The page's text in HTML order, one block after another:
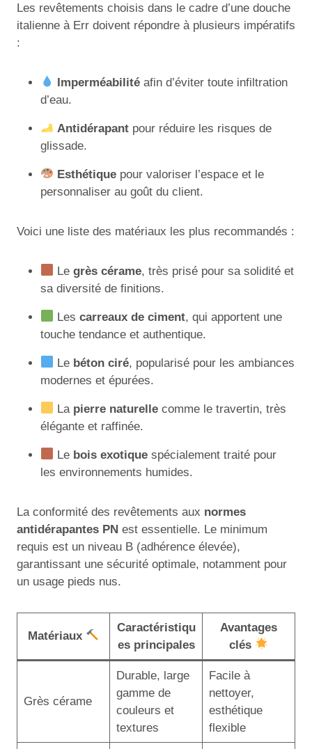
Les revêtements choisis dans le cadre d’une douche
italienne à Err doivent répondre à plusieurs impératifs
:
Imperméabilité afin d’éviter toute infiltration
d’eau.
Antidérapant pour réduire les risques de
glissade.
Esthétique pour valoriser l’espace et le
personnaliser au goût du client.
Voici une liste des matériaux les plus recommandés :
Legrès cérame, très prisé pour sa solidité et
sa diversité de finitions.
Lescarreaux de ciment, qui apportent une
touche tendance et authentique.
Le béton ciré, popularisé pour les ambiances
modernes et épurées.
La pierre naturelle comme le travertin, très
élégante et raffinée.
Le bois exotique spécialement traité pour
les environnements humides.
La conformité des revêtements aux normes
antidérapantes PN est essentielle. Le minimum
requis est un niveau B (adhérence élevée),
garantissant une sécurité optimale, notamment pour
un usage pieds nus.
Matériaux
Caractéristiqu
es principales
Avantages
clés
Grès cérame
Durable, large
gamme de
couleurs et
textures
Facile à
nettoyer,
esthétique
flexible